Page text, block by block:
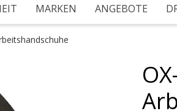
MARKEN ANGEBOTE